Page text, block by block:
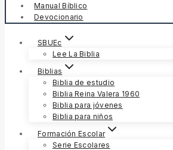
Manual Bíblico
Devocionario
SBUEc
Lee La Biblia
Biblias
Biblia de estudio
Biblia Reina Valera 1960
Biblia para jóvenes
Biblia para niños
Formación Escolar
Serie Escolares